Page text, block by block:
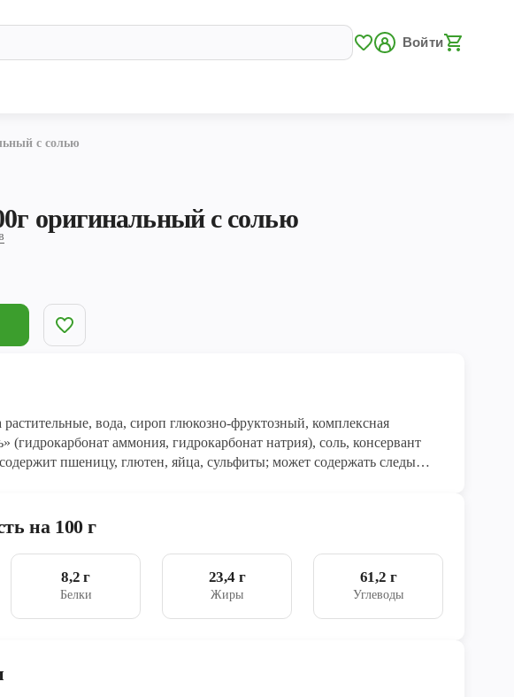
Войти
с солью
оригинальный с солью
вода, сироп глюкозно-фруктозный, комплексная
(гидрокарбонат аммония, гидрокарбонат натрия), соль, консервант
пшеницу, глютен, яйца, сульфиты; может содержать следы
на 100 г
8,2 г
Белки
23,4 г
Жиры
61,2 г
Углеводы